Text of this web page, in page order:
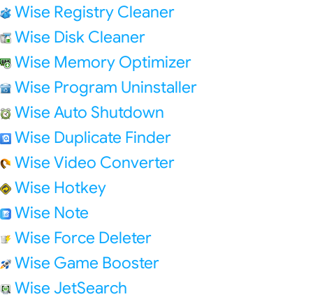
Wise Registry Cleaner
Wise Disk Cleaner
Wise Memory Optimizer
Wise Program Uninstaller
Wise Auto Shutdown
Wise Duplicate Finder
Wise Video Converter
Wise Hotkey
Wise Note
Wise Force Deleter
Wise Game Booster
Wise JetSearch